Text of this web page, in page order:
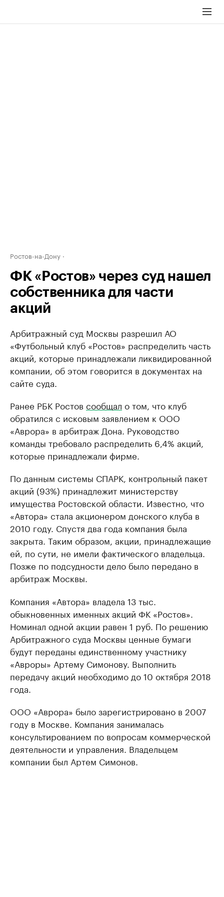
Ростов-на-Дону
ФК «Ростов» через суд нашел
собственника для части
акций
Арбитражный суд Москвы разрешил АО
«Футбольный клуб «Ростов» распределить часть
акций, которые принадлежали ликвидированной
компании, об этом говорится в документах на
сайте суда.
Ранее РБК Ростов сообщал о том, что клуб
обратился с исковым заявлением к ООО
«Аврора» в арбитраж Дона. Руководство
команды требовало распределить 6,4% акций,
которые принадлежали фирме.
По данным системы СПАРК, контрольный пакет
акций (93%) принадлежит министерству
имущества Ростовской области. Известно, что
«Автора» стала акционером донского клуба в
2010 году. Спустя два года компания была
закрыта. Таким образом, акции, принадлежащие
ей, по сути, не имели фактического владельца.
Позже по подсудности дело было передано в
арбитраж Москвы.
Компания «Автора» владела 13 тыс.
обыкновенных именных акций ФК «Ростов».
Номинал одной акции равен 1 руб. По решению
Арбитражного суда Москвы ценные бумаги
будут переданы единственному участнику
«Авроры» Артему Симонову. Выполнить
передачу акций необходимо до 10 октября 2018
года.
ООО «Аврора» было зарегистрировано в 2007
году в Москве. Компания занималась
консультированием по вопросам коммерческой
деятельности и управления. Владельцем
компании был Артем Симонов.